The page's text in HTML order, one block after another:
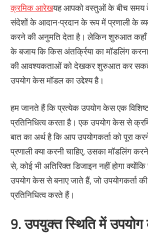
क्रमिक आरेखयह आपको वस्तुओं के बीच समय
संदेशों के आदान-प्रदान के रूप में प्रणाली के
करने की अनुमति देता है। लेकिन शुरुआत कहाँ
के बजाय कि किस अंतर्क्रिया का मॉडलिंग
की आवश्यकताओं को देखकर शुरुआत कर सकते
उपयोग केस मॉडल का उद्देश्य है।
हम जानते हैं कि प्रत्येक उपयोग केस एक विशिष्ट
प्रतिनिधित्व करता है। एक उपयोग केस से
बात का अर्थ है कि आप उपयोगकर्ता को पूरा
प्रणाली क्या करनी चाहिए, उसका मॉडलिंग
से, कोई भी अतिरिक्त डिजाइन नहीं होगा
उपयोग केस से बनाए जाते हैं, जो उपयोगकर्ता
प्रतिनिधित्व करते हैं।
9. उपयुक्त स्थिति में